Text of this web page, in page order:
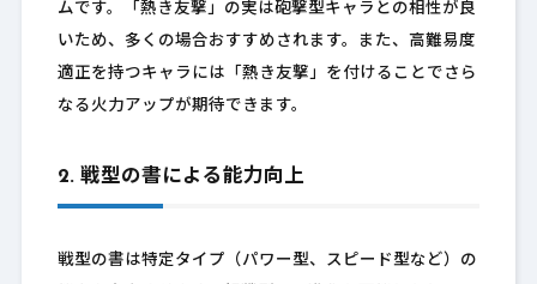
ムです。「熱き友撃」の実は砲撃型キャラとの相性が良
いため、多くの場合おすすめされます。また、高難易度
適正を持つキャラには「熱き友撃」を付けることでさら
なる火力アップが期待できます。
2. 戦型の書による能力向上
戦型の書は特定タイプ（パワー型、スピード型など）の